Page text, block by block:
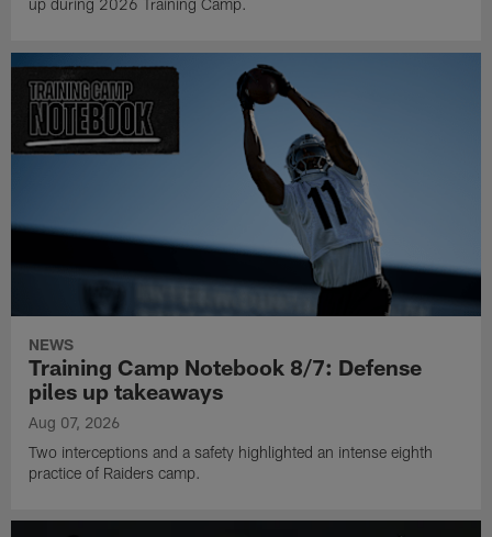
up during 2026 Training Camp.
NEWS
Training Camp Notebook 8/7: Defense
piles up takeaways
Aug 07, 2026
Two interceptions and a safety highlighted an intense eighth
practice of Raiders camp.